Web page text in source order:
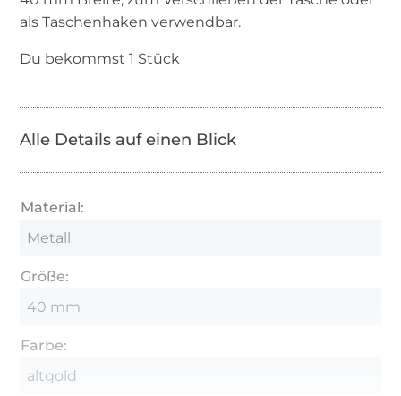
als Taschenhaken verwendbar.
Du bekommst 1 Stück
Alle Details auf einen Blick
Material:
Metall
Größe:
40 mm
Farbe:
altgold